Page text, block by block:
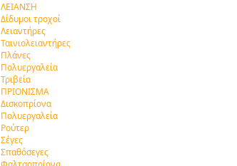
ΛΕΙΑΝΣΗ
Δίδυμοι τροχοί
Λειαντήρες
Ταινιολειαντήρες
Πλάνες
Πολυεργαλεία
Τριβεία
ΠΡΙΟΝΙΣΜΑ
Δισκοπρίονα
Πολυεργαλεία
Ρούτερ
Σέγες
Σπαθόσεγες